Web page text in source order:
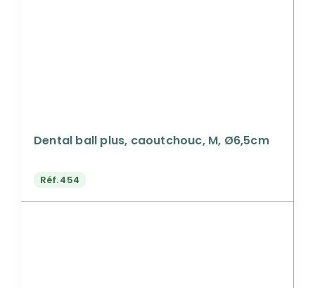
Dental ball plus, caoutchouc, M, Ø6,5cm
Réf.454